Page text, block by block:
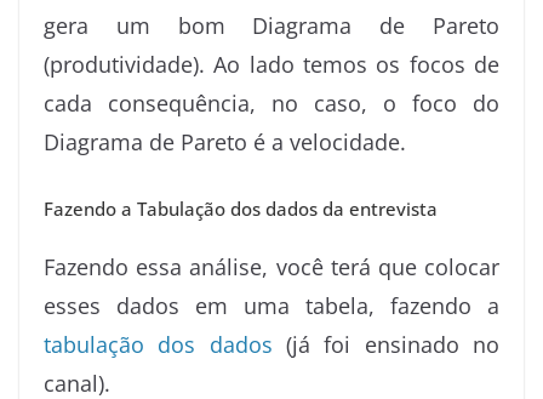
gera um bom Diagrama de Pareto
(produtividade). Ao lado temos os focos de
cada consequência, no caso, o foco do
Diagrama de Pareto é a velocidade.
Fazendo a Tabulação dos dados da entrevista
Fazendo essa análise, você terá que colocar
esses dados em uma tabela, fazendo a
tabulação dos dados (já foi ensinado no
canal).